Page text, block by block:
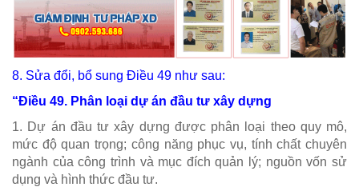
8. Sửa đổi, bổ sung Điều 49 như sau:
“Điều 49. Phân loại dự án đầu tư xây dựng
1. Dự án đầu tư xây dựng được phân loại theo quy mô,
mức độ quan trọng; công năng phục vụ, tính chất chuyên
ngành của công trình và mục đích quản lý; nguồn vốn sử
dụng và hình thức đầu tư.